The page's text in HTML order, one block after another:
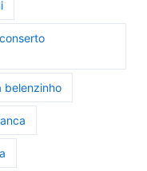
belenzinho